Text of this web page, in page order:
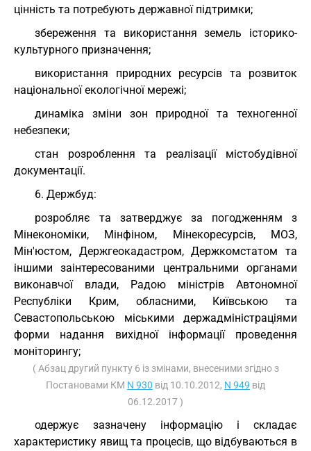
цінність та потребують державної підтримки;
збереження та використання земель історико-
культурного призначення;
використання природних ресурсів та розвиток
національної екологічної мережі;
динаміка зміни зон природної та техногенної
небезпеки;
стан розроблення та реалізації містобудівної
документації.
6. Держбуд:
розробляє та затверджує за погодженням з
Мінекономіки, Мінфіном, Мінекоресурсів, МОЗ,
Мін'юстом, Держгеокадастром, Держкомстатом та
іншими заінтересованими центральними органами
виконавчої влади, Радою міністрів Автономної
Республіки Крим, обласними, Київською та
Севастопольською міськими держадміністраціями
форми надання вихідної інформації проведення
моніторингу;
( Абзац другий пункту 6 із змінами, внесеними згідно з
Постановами КМ N 930 від 10.10.2012, N 949 від
06.12.2017 )
одержує зазначену інформацію і складає
характеристику явищ та процесів, що відбуваються в